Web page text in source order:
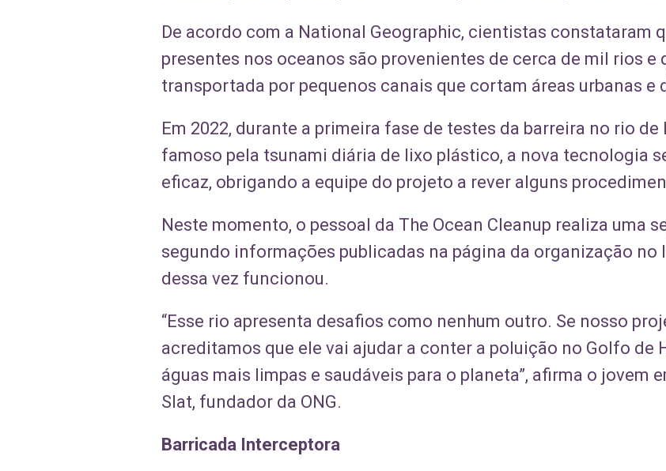
De acordo com a National Geographic, cientistas constataram
presentes nos oceanos são provenientes de cerca de mil rios e
transportada por pequenos canais que cortam áreas urbanas e
Em 2022, durante a primeira fase de testes da barreira no rio de
famoso pela tsunami diária de lixo plástico, a nova tecnologia
eficaz, obrigando a equipe do projeto a rever alguns
Neste momento, o pessoal da The Ocean Cleanup realiza uma
segundo informações publicadas na página da organização no
dessa vez funcionou.
“Esse rio apresenta desafios como nenhum outro. Se nosso
acreditamos que ele vai ajudar a conter a poluição no Golfo de
águas mais limpas e saudáveis ​​para o planeta”, afirma o jovem
Slat, fundador da ONG.
Barricada Interceptora